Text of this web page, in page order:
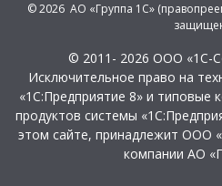
© 2026 АО «Группа 1С»
© 2011- 2026 ООО «1С-
Исключительное право на
«1С:Предприятие 8» и типовые
продуктов системы
этом сайте, принадлежит ООО
компании АО